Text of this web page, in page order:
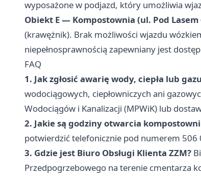
wyposażone w podjazd, który umożliwia
Obiekt E — Kompostownia (ul. Pod Lasem
(krawężnik). Brak możliwości wjazdu
niepełnosprawnością zapewniany jest
FAQ
1. Jak zgłosić awarię wody, ciepła lub
wodociągowych, ciepłowniczych ani
Wodociągów i Kanalizacji (MPWiK) lub
2. Jakie są godziny otwarcia
potwierdzić telefonicznie pod numerem 506
3. Gdzie jest Biuro Obsługi Klienta ZZM?
Przedpogrzebowego na terenie cmentarza